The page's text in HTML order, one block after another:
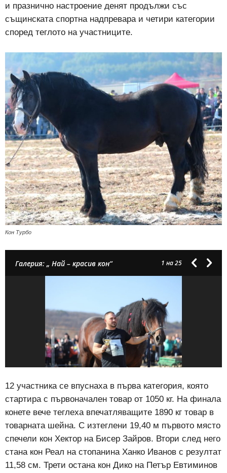
и празнично настроение денят продължи със
същинската спортна надпревара и четири категории
според теглото на участниците.
Кон Турбо
Галерия: „ Най – красив кон“ 1 на 25
12 участника се впуснаха в първа категория, която
стартира с първоначален товар от 1050 кг. На финала
конете вече теглеха впечатляващите 1890 кг товар в
товарната шейна. С изтеглени 19,40 м първото място
спечели кон Хектор на Бисер Зайров. Втори след него
стана кон Реал на стопанина Ханко Иванов с резултат
11,58 см. Трети остана кон Дико на Петър Евтиминов